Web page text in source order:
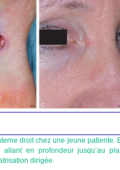
droit chez une jeune patiente.
en profondeur jusqu’au
dirigée.